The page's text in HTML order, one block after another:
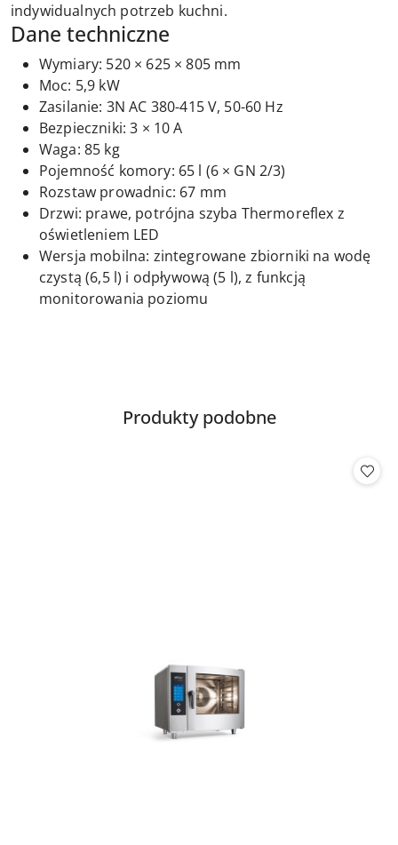
indywidualnych potrzeb kuchni.
Dane techniczne
Wymiary: 520 × 625 × 805 mm
Moc: 5,9 kW
Zasilanie: 3N AC 380-415 V, 50-60 Hz
Bezpieczniki: 3 × 10 A
Waga: 85 kg
Pojemność komory: 65 l (6 × GN 2/3)
Rozstaw prowadnic: 67 mm
Drzwi: prawe, potrójna szyba Thermoreflex z
oświetleniem LED
Wersja mobilna: zintegrowane zbiorniki na wodę
czystą (6,5 l) i odpływową (5 l), z funkcją
monitorowania poziomu
Pomiń karuzelę produktów
Produkty
Produkty podobne